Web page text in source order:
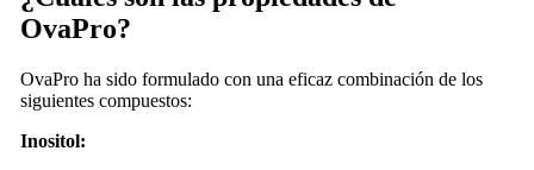
OvaPro?
OvaPro ha sido formulado con una eficaz combinación de los
siguientes compuestos:
Inositol: